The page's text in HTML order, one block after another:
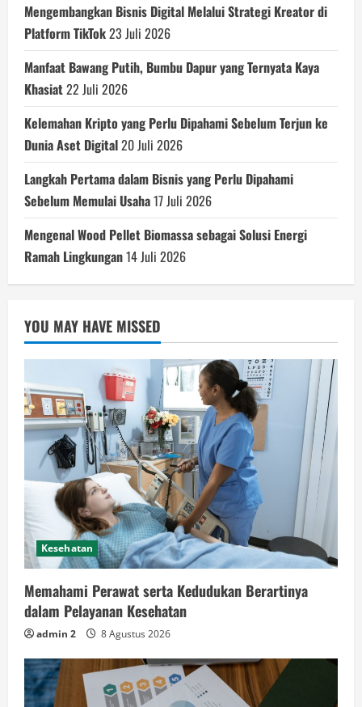
Mengembangkan Bisnis Digital Melalui Strategi Kreator di
Platform TikTok23 Juli 2026
Manfaat Bawang Putih, Bumbu Dapur yang Ternyata Kaya
Khasiat22 Juli 2026
Kelemahan Kripto yang Perlu Dipahami Sebelum Terjun ke
Dunia Aset Digital20 Juli 2026
Langkah Pertama dalam Bisnis yang Perlu Dipahami
Sebelum Memulai Usaha17 Juli 2026
Mengenal Wood Pellet Biomassa sebagai Solusi Energi
Ramah Lingkungan14 Juli 2026
YOU MAY HAVE MISSED
Kesehatan
Memahami Perawat serta Kedudukan Berartinya
dalam Pelayanan Kesehatan
admin 2 8 Agustus 2026